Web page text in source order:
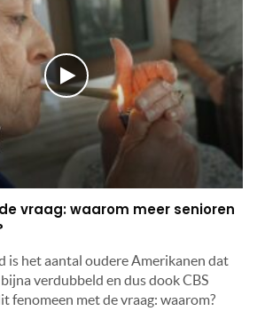
vraag: waarom meer senioren
is het aantal oudere Amerikanen dat
verdubbeld en dus dook CBS
fenomeen met de vraag: waarom?